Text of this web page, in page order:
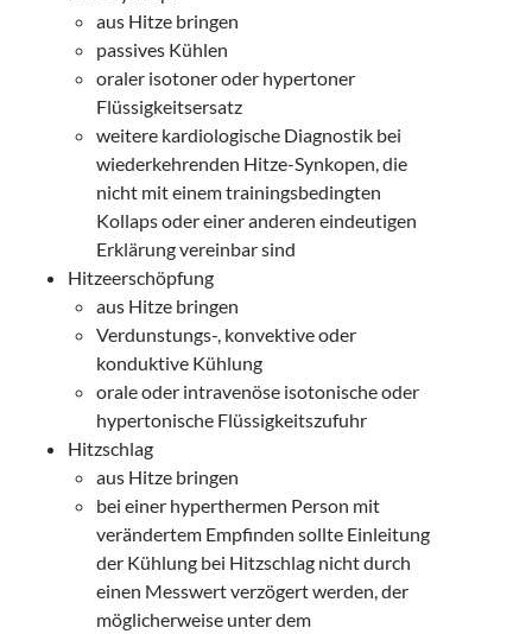
aus Hitze bringen
passives Kühlen
oraler isotoner oder hypertoner
Flüssigkeitsersatz
weitere kardiologische Diagnostik bei
wiederkehrenden Hitze-Synkopen, die
nicht mit einem trainingsbedingten
Kollaps oder einer anderen eindeutigen
Erklärung vereinbar sind
Hitzeerschöpfung
aus Hitze bringen
Verdunstungs-, konvektive oder
konduktive Kühlung
orale oder intravenöse isotonische oder
hypertonische Flüssigkeitszufuhr
Hitzschlag
aus Hitze bringen
bei einer hyperthermen Person mit
verändertem Empfinden sollte Einleitung
der Kühlung bei Hitzschlag nicht durch
einen Messwert verzögert werden, der
möglicherweise unter dem